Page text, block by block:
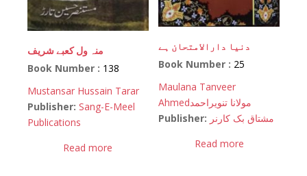
منہ ول کعبے شریف
Book Number : 138
Mustansar Hussain Tarar
Publisher: Sang-E-Meel
Publications
Read more
دنیا دارالامتحان ہے
Book Number : 25
Maulana Tanveer
Ahmedمولانا تنویراحمد
Publisher: مشتاق بک کارنر
Read more